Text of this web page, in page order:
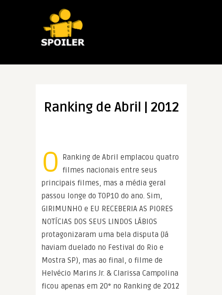
Ranking de Abril | 2012
O
Ranking de Abril emplacou quatro
filmes nacionais entre seus
principais filmes, mas a média geral
passou longe do TOP10 do ano. Sim,
GIRIMUNHO e EU RECEBERIA AS PIORES
NOTÍCIAS DOS SEUS LINDOS LÁBIOS
protagonizaram uma bela disputa (Já
haviam duelado no Festival do Rio e
Mostra SP), mas ao final, o filme de
Helvécio Marins Jr. & Clarissa Campolina
ficou apenas em 20° no Ranking de 2012